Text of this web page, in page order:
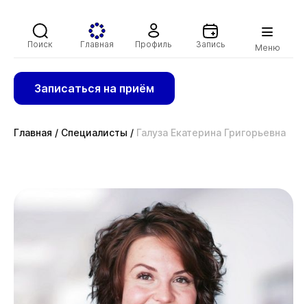
Поиск Главная Профиль Запись Меню
Записаться на приём
Главная / Специалисты / Галуза Екатерина Григорьевна